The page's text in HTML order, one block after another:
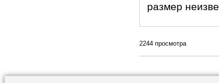
размер
2244 просмотра